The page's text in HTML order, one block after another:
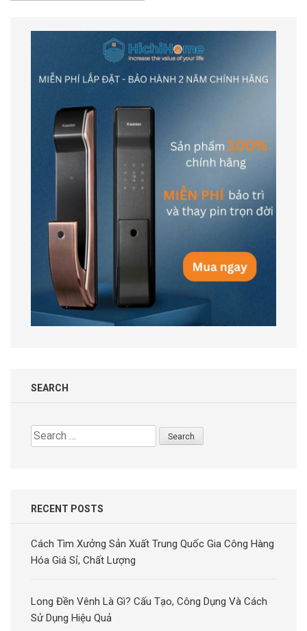
SEARCH
Search
for:
RECENT POSTS
Cách Tìm Xưởng Sản Xuất Trung Quốc Gia Công Hàng
Hóa Giá Sỉ, Chất Lượng
Long Đền Vênh Là Gì? Cấu Tạo, Công Dụng Và Cách
Sử Dụng Hiệu Quả